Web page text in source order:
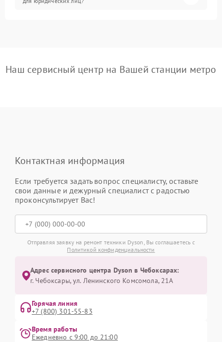
Наш сервисный центр на Вашей станции метро
Контактная информация
Если требуется задать вопрос специалисту, оставьте
свои данные и дежурный специалист с радостью
проконсультирует Вас!
Отправляя заявку на ремонт техники Dyson, Вы соглашаетесь с
Политикой конфиденциальности
Адрес сервисного центра Dyson в Чебоксарах:
г. Чебоксары, ул. Ленинского Комсомола, 21А
Горячая линия
+7 (800) 301-55-83
Время работы
Ежедневно с 9:00 до 21:00